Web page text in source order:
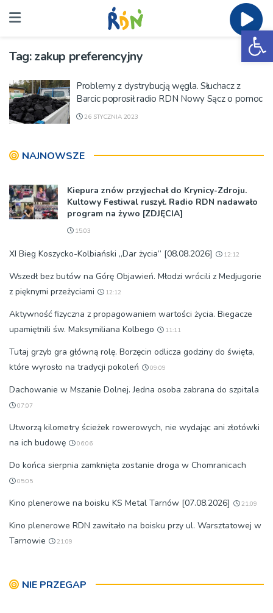
Tag:zakup preferencyjny
Problemy z dystrybucją węgla. Słuchacz z
Barcic poprosił radio RDN Nowy Sącz o pomoc
26 STYCZNIA 2023
NAJNOWSZE
Kiepura znów przyjechał do Krynicy-Zdroju.
Kultowy Festiwal ruszył. Radio RDN nadawało
program na żywo [ZDJĘCIA]
15:03
XI Bieg Koszycko-Kolbiański „Dar życia” [08.08.2026] 12:12
Wszedł bez butów na Górę Objawień. Młodzi wrócili z Medjugorie
z pięknymi przeżyciami
12:12
Aktywność fizyczna z propagowaniem wartości życia. Biegacze
upamiętnili św. Maksymiliana Kolbego
11:11
Tutaj grzyb gra główną rolę. Borzęcin odlicza godziny do święta,
które wyrosło na tradycji pokoleń
09:09
Dachowanie w Mszanie Dolnej. Jedna osoba zabrana do szpitala
07:07
Utworzą kilometry ścieżek rowerowych, nie wydając ani złotówki
na ich budowę
06:06
Do końca sierpnia zamknięta zostanie droga w Chomranicach
05:05
Kino plenerowe na boisku KS Metal Tarnów [07.08.2026] 21:09
Kino plenerowe RDN zawitało na boisku przy ul. Warsztatowej w
Tarnowie
21:09
NIE PRZEGAP